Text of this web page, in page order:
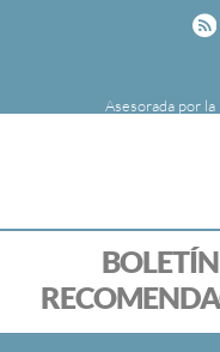
Asesorada por la
Agencia Efe y la Real
cuyo objetivo es colaborar
español en los medios de
Internet.